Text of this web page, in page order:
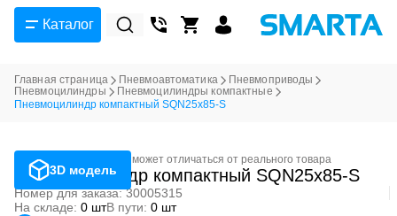
Каталог
Главная страница Пневмоавтоматика
Пневмоприводы
Пневмоцилиндры
Пневмоцилиндры компактные
Пневмоцилиндр компактный SQN25x85-S
3D модель
Фотография может отличаться от реального товара
Пневмоцилиндр компактный SQN25x85-S
Номер для заказа: 30005315
На складе: 0 штВ пути: 0 шт